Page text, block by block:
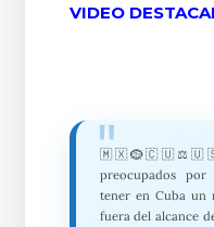
VIDEO
preocupados por
tener en Cuba un
fuera del alcance